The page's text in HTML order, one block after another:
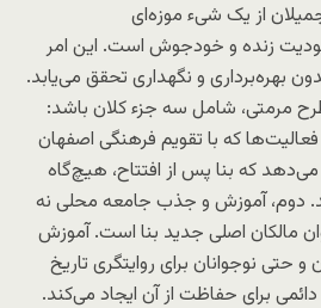
از یک شیء موزه‌ای
زنده و خودجوش است. این امر
بهره‌برداری و نگهداری تحقق می‌یابد.
مرمتی، شامل سه جزء کلان باشد:
فعالیت‌ها که با تقویم فرهنگی اصفهان
که بنا پس از افتتاح، هیچ‌گاه
دوم، آموزش و جذب جامعه محلی نه
مالکان اصلی جدید بنا است. آموزش
حتی نوجوانان برای روایتگری تاریخ
برای حفاظت از آن ایجاد می‌کند.